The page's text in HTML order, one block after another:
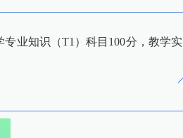
业知识（T1）科目100分，教学实